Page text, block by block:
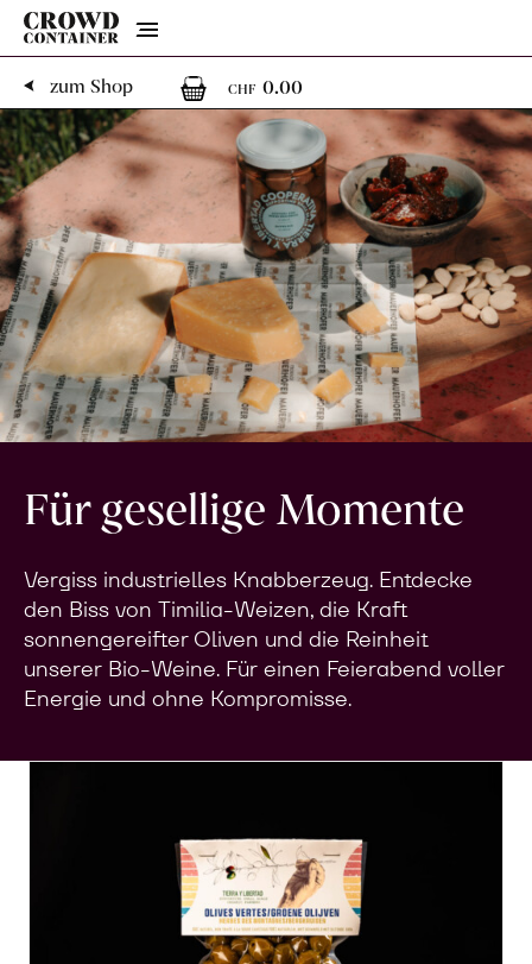
Menu
zum Shop
CHF 0.00
Für gesellige Momente
Vergiss industrielles Knabberzeug. Entdecke
den Biss von Timilia-Weizen, die Kraft
sonnengereifter Oliven und die Reinheit
unserer Bio-Weine. Für einen Feierabend voller
Energie und ohne Kompromisse.